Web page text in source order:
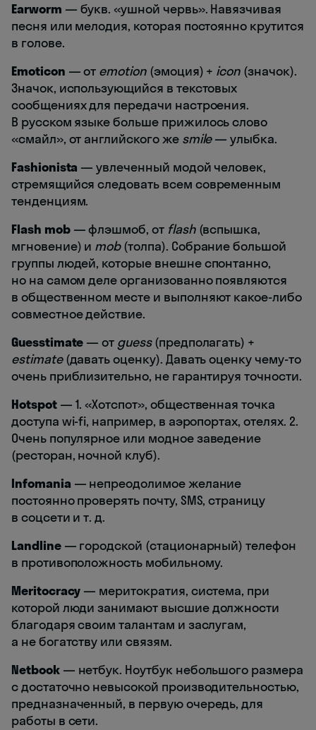
Earworm — букв. «ушной червь». Навязчивая
песня или мелодия, которая постоянно крутится
в голове.
Emoticon — от emotion(эмоция) + icon (значок).
Значок, использующийся в текстовых
сообщениях для передачи настроения.
В русском языке больше прижилось слово
«смайл», от английского же smile— улыбка.
Fashionista — увлеченный модой человек,
стремящийся следовать всем современным
тенденциям.
Flash mob— флэшмоб, от flash(вспышка,
мгновение) и mob(толпа). Собрание большой
группы людей, которые внешне спонтанно,
но на самом деле организованно появляются
в общественном месте и выполняют какое-либо
совместное действие.
Guesstimate — от guess(предполагать) +
estimate(давать оценку). Давать оценку чему-то
очень приблизительно, не гарантируя точности.
Hotspot— 1. «Хотспот», общественная точка
доступа wi-fi, например, в аэропортах, отелях. 2.
Очень популярное или модное заведение
(ресторан, ночной клуб).
Infomania — непреодолимое желание
постоянно проверять почту, SMS, страницу
в соцсети и т. д.
Landline— городской (стационарный) телефон
в противоположность мобильному.
Meritocracy — меритократия, система, при
которой люди занимают высшие должности
благодаря своим талантам и заслугам,
а не богатству или связям.
Netbook— нетбук. Ноутбук небольшого размера
с достаточно невысокой производительностью,
предназначенный, в первую очередь, для
работы в сети.